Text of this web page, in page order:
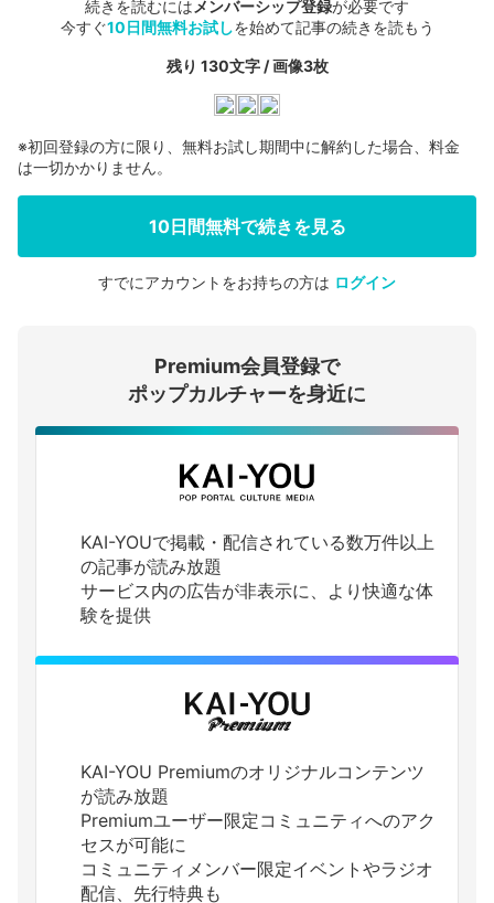
続きを読むには メンバーシップ登録が必要です
今すぐ10日間無料お試しを始めて記事の続きを読もう
残り 130文字 / 画像3枚
会員登録する
ログインする
※初回登録の方に限り、無料お試し期間中に解約した場合、料金
は一切かかりません。
10日間無料で続きを見る
すでにアカウントをお持ちの方は ログイン
Premium会員登録で
ポップカルチャーを身近に
KAI-YOUで掲載・配信されている数万件以上
の記事が読み放題
サービス内の広告が非表示に、より快適な体
験を提供
KAI-YOU Premiumのオリジナルコンテンツ
が読み放題
Premiumユーザー限定コミュニティへのアク
セスが可能に
コミュニティメンバー限定イベントやラジオ
配信、先行特典も